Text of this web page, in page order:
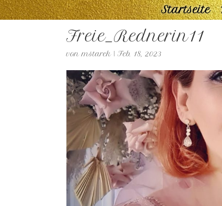
Startseite
Freie_Rednerin11
vonmstarek|Feb. 18, 2023